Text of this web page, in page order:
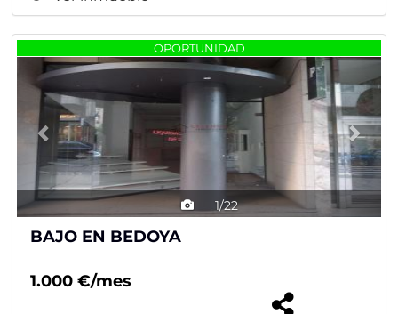
OPORTUNIDAD
1/22
Previous
BAJO EN BEDOYA
1.000 €/mes